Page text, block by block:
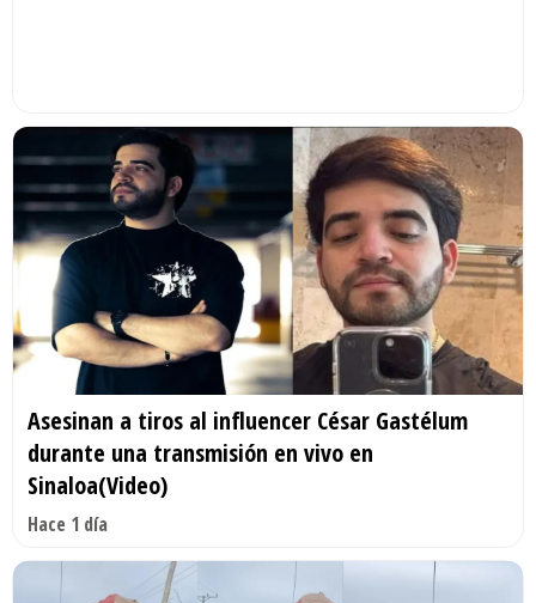
Asesinan a tiros al influencer César Gastélum
durante una transmisión en vivo en
Sinaloa(Video)
Hace 1 día